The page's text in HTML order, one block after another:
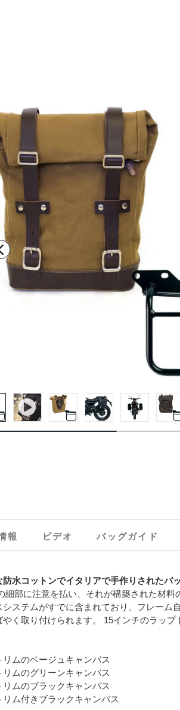
報 ビデオ バッグガイド
水コットンでイタリアで手作りされたバッ
細部に注意を払い、それが構築された材料
システムがすでに含まれており、フレー
く取り付けられます。 15インチのラッ
ムのベージュキャンバス
ムのグリーンキャンバス
ムのブラックキャンバス
ム付きブラックキャンバス